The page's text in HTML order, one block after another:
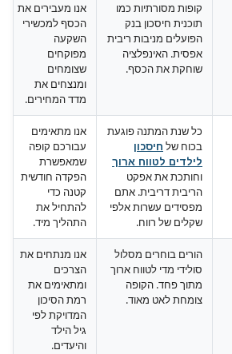
קופות מסורתיות כמו
תוכנית חיסכון בנק
הפועלים מניבות ריבית
אפסית. האינפלציה
שוחקת את הכסף.
אנו מעבירים את
הכסף למכשירי
השקעה
מפוקחים
שצומחים
ומנצחים את
מדד המחירים.
כל שנת המתנה פוגעת
בכוח של חיסכון
לילדים לטווח ארוך
וחותכת את אפקט
הריבית דריבית. אתם
מפסידים עשרות אלפי
שקלים של רווח.
אנו מתאימים
עבורכם קופה
שמאפשרת
הפקדה חודשית
קטנה כדי
להתחיל את
התהליך מיד.
הורים בוחרים מסלול
סולידי מדי לטווח ארוך
מתוך פחד. הקופה
צומחת לאט מאוד.
אנו מנתחים את
הצרכים
ומתאימים את
רמת הסיכון
המדויקת לפי
גיל הילד
והיעדים.